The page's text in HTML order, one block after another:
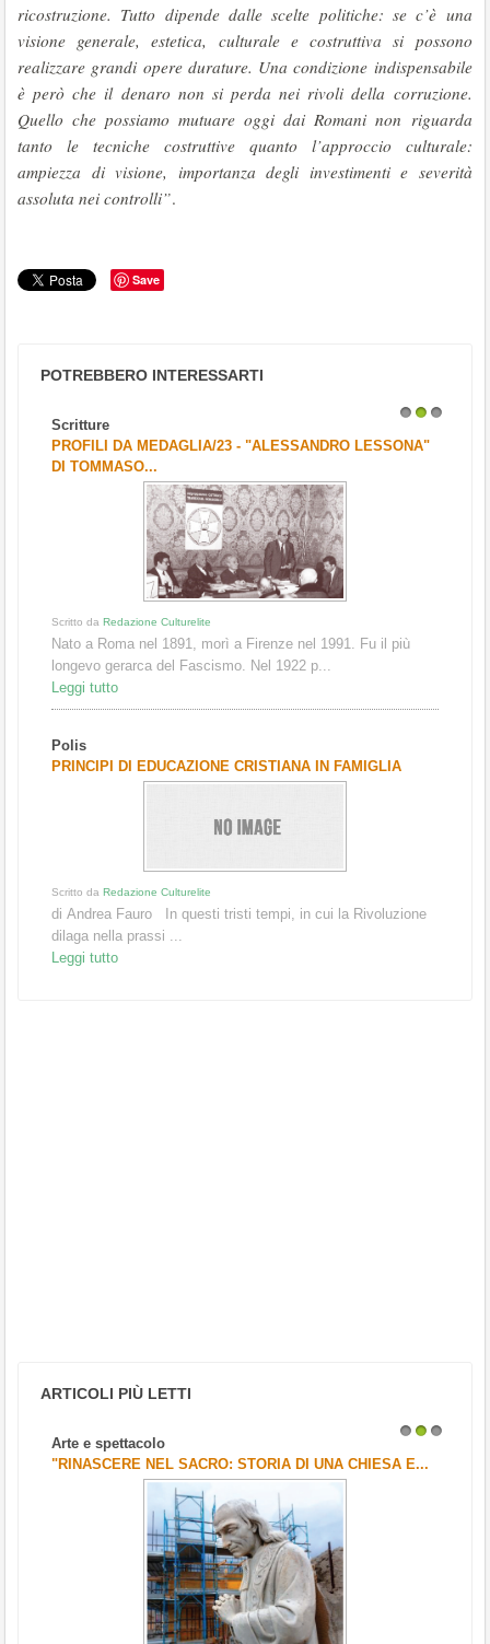
ricostruzione. Tutto dipende dalle scelte politiche: se c’è una
visione generale, estetica, culturale e costruttiva si possono
realizzare grandi opere durature. Una condizione indispensabile
è però che il denaro non si perda nei rivoli della corruzione.
Quello che possiamo mutuare oggi dai Romani non riguarda
tanto le tecniche costruttive quanto l’approccio culturale:
ampiezza di visione, importanza degli investimenti e severità
assoluta nei controlli”.
Save
POTREBBERO INTERESSARTI
Scritture
PROFILI DA MEDAGLIA/23 - "ALESSANDRO LESSONA"
DI TOMMASO...
Scritto da Redazione Culturelite
Nato a Roma nel 1891, morì a Firenze nel 1991. Fu il più
longevo gerarca del Fascismo. Nel 1922 p...
Leggi tutto
Polis
PRINCIPI DI EDUCAZIONE CRISTIANA IN FAMIGLIA
Scritto da Redazione Culturelite
di Andrea Fauro In questi tristi tempi, in cui la Rivoluzione
dilaga nella prassi ...
Leggi tutto
ARTICOLI PIÙ LETTI
Arte e spettacolo
"RINASCERE NEL SACRO: STORIA DI UNA CHIESA E...